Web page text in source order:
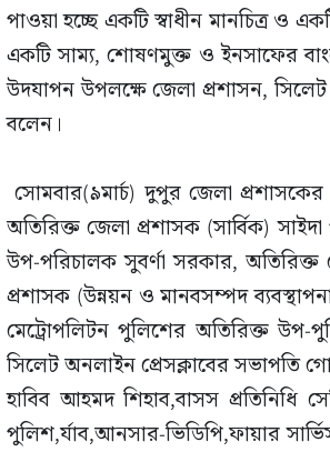
পাওয়া হচ্ছে একটি স্বাধীন মানচিত্র ও
একটি সাম্য, শোষণমুক্ত ও ইনসাফের
উদযাপন উপলক্ষে জেলা প্রশাসন,
বলেন।
সোমবার(৯মার্চ) দুপুর জেলা প্রশাসকের সম্মেলন কক্ষে অনুষ্ঠিত এই সভাটি পরিচালনা করেন, সিলেটের
অতিরিক্ত জেলা প্রশাসক (সার্বিক)
উপ-পরিচালক সুবর্ণা সরকার, অতিরিক্ত
প্রশাসক (উন্নয়ন ও মানবসম্পদ
মেট্রোপলিটন পুলিশের অতিরিক্ত উপ-
সিলেট অনলাইন প্রেসক্লাবের সভাপতি
হাবিব আহমদ শিহাব,বাসস প্রতিনিধি
পুলিশ,র্যাব,আনসার-ভিডিপি,ফায়ার